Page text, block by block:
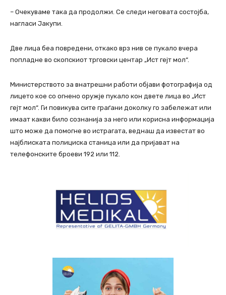
– Очекуваме така да продолжи. Се следи неговата состојба,
нагласи Јакупи.
Две лица беа повредени, откако врз нив се пукало вчера
попладне во скопскиот трговски центар „Ист гејт мол“.
Министерството за внатрешни работи објави фотографија од
лицето кое со огнено оружје пукало кон двете лица во „Ист
гејт мол“. Ги повикува сите граѓани доколку го забележат или
имаат какви било сознанија за него или корисна информација
што може да помогне во истрагата, веднаш да известат во
најблиската полициска станица или да пријават на
телефонските броеви 192 или 112.